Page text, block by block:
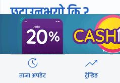
छुटाउनुभयो कि ?
संसद्लाई
छन्
ताजा अपडेट ट्रेन्डिङ